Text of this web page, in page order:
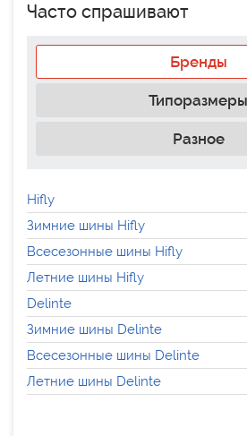
Часто спрашивают
Бренды
Типоразмеры
Разное
Hifly
Зимние шины Hifly
Всесезонные шины Hifly
Летние шины Hifly
Delinte
Зимние шины Delinte
Всесезонные шины Delinte
Летние шины Delinte